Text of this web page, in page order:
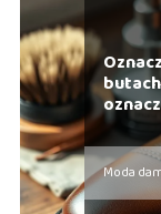
Moda